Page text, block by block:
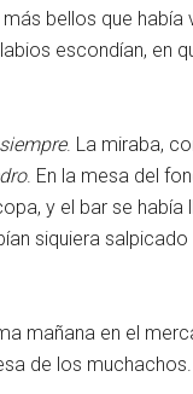
bellos que
escondían, en
. La miraba,
. En la mesa del
y el bar se
siquiera
mañana en el
de los muchachos.